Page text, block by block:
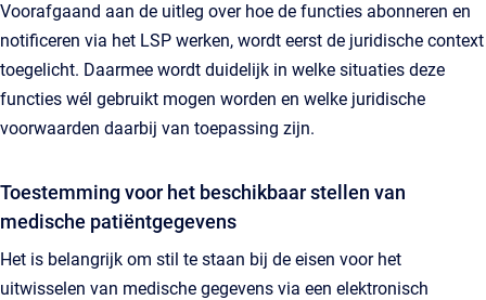
Voorafgaand aan de uitleg over hoe de functies abonneren en
notificeren via het LSP werken, wordt eerst de juridische context
toegelicht. Daarmee wordt duidelijk in welke situaties deze
functies wél gebruikt mogen worden en welke juridische
voorwaarden daarbij van toepassing zijn.
Toestemming voor het beschikbaar stellen van
medische patiëntgegevens
Het is belangrijk om stil te staan bij de eisen voor het
uitwisselen van medische gegevens via een elektronisch